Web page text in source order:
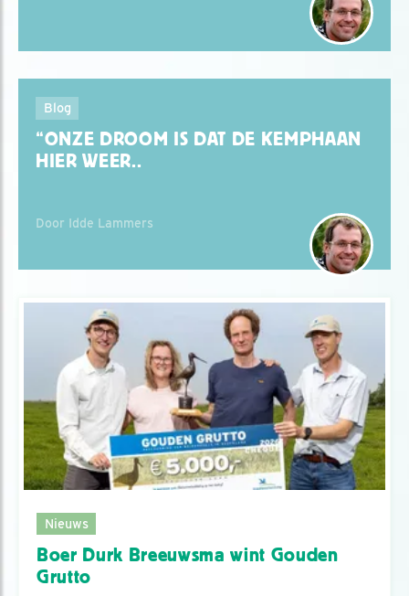
Blog
“ONZE DROOM IS DAT DE KEMPHAAN
HIER WEER..
Door Idde Lammers
Nieuws
Boer Durk Breeuwsma wint Gouden
Grutto